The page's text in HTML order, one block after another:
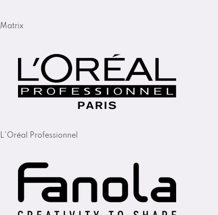
Matrix
L'Oréal Professionnel